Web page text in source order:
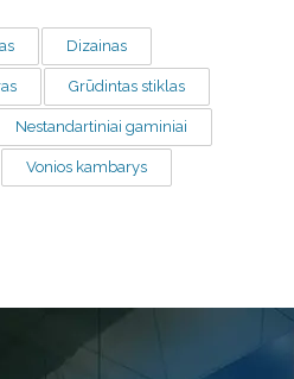
Dizainas
Grūdintas stiklas
Nestandartiniai gaminiai
Vonios kambarys